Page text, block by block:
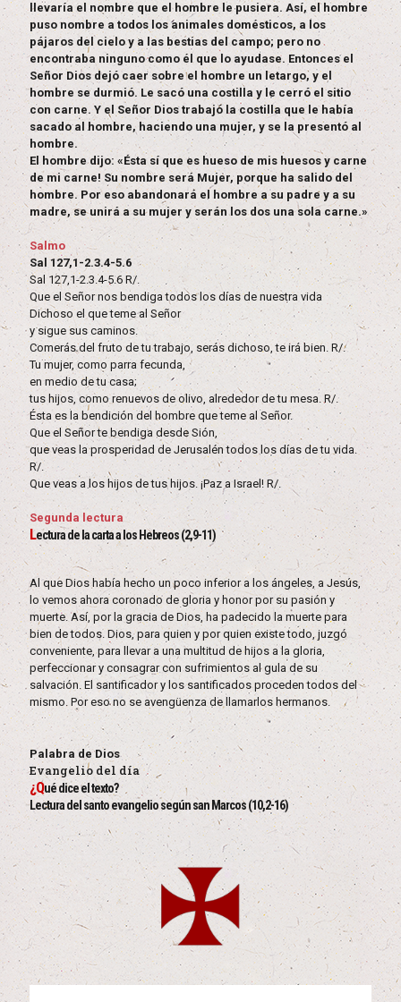
llevaría el nombre que el hombre le pusiera. Así, el hombre
puso nombre a todos los animales domésticos, a los
pájaros del cielo y a las bestias del campo; pero no
encontraba ninguno como él que lo ayudase. Entonces el
Señor Dios dejó caer sobre el hombre un letargo, y el
hombre se durmió. Le sacó una costilla y le cerró el sitio
con carne. Y el Señor Dios trabajó la costilla que le había
sacado al hombre, haciendo una mujer, y se la presentó al
hombre.
El hombre dijo: «Ésta sí que es hueso de mis huesos y carne
de mi carne! Su nombre será Mujer, porque ha salido del
hombre. Por eso abandonará el hombre a su padre y a su
madre, se unirá a su mujer y serán los dos una sola carne.»
Salmo
Sal 127,1-2.3.4-5.6
Sal 127,1-2.3.4-5.6 R/.
Que el Señor nos bendiga todos los días de nuestra vida
Dichoso el que teme al Señor
y sigue sus caminos.
Comerás del fruto de tu trabajo, serás dichoso, te irá bien. R/.
Tu mujer, como parra fecunda,
en medio de tu casa;
tus hijos, como renuevos de olivo, alrededor de tu mesa. R/.
Ésta es la bendición del hombre que teme al Señor.
Que el Señor te bendiga desde Sión,
que veas la prosperidad de Jerusalén todos los días de tu vida.
R/.
Que veas a los hijos de tus hijos. ¡Paz a Israel! R/.
Segunda lectura
Lectura de la carta a los Hebreos (2,9-11)
Al que Dios había hecho un poco inferior a los ángeles, a Jesús,
lo vemos ahora coronado de gloria y honor por su pasión y
muerte. Así, por la gracia de Dios, ha padecido la muerte para
bien de todos. Dios, para quien y por quien existe todo, juzgó
conveniente, para llevar a una multitud de hijos a la gloria,
perfeccionar y consagrar con sufrimientos al gula de su
salvación. El santificador y los santificados proceden todos del
mismo. Por eso no se avengüenza de llamarlos hermanos.
Palabra de Dios
Evangelio del día
¿Qué dice el texto?
Lectura del santo evangelio según san Marcos (10,2-16)